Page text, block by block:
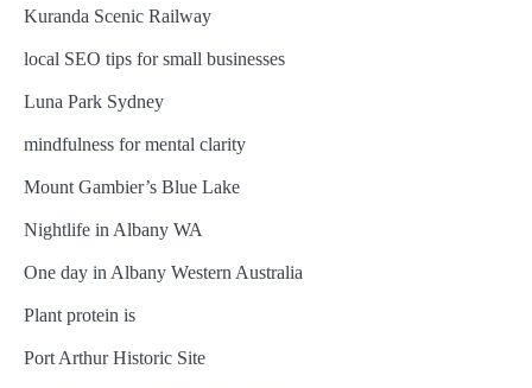
Kuranda Scenic Railway
local SEO tips for small businesses
Luna Park Sydney
mindfulness for mental clarity
Mount Gambier’s Blue Lake
Nightlife in Albany WA
One day in Albany Western Australia
Plant protein is
Port Arthur Historic Site